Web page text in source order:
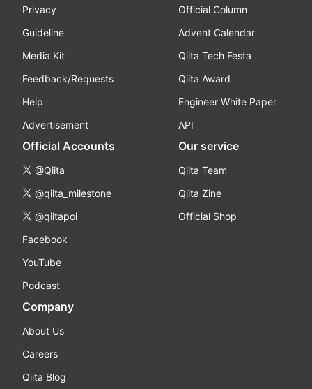
Privacy
Guideline
Media Kit
Feedback/Requests
Help
Advertisement
Official Column
Advent Calendar
Qiita Tech Festa
Qiita Award
Engineer White Paper
API
Official Accounts
@Qiita
@qiita_milestone
@qiitapoi
Facebook
YouTube
Podcast
Our service
Qiita Team
Qiita Zine
Official Shop
Company
About Us
Careers
Qiita Blog